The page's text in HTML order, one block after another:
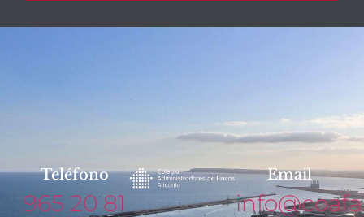
Teléfono
965 20 81
Email